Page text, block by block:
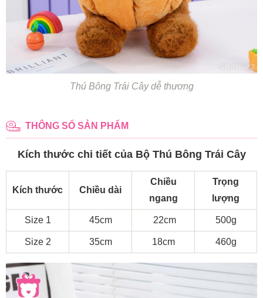
Thú Bông Trái Cây dễ thương
THÔNG SỐ SẢN PHẨM
Kích thước chi tiết của Bộ Thú Bông Trái Cây
Kích thước Chiều dài
Chiều
ngang
Trọng
lượng
Size 1 45cm 22cm 500g
Size 2 35cm 18cm 460g